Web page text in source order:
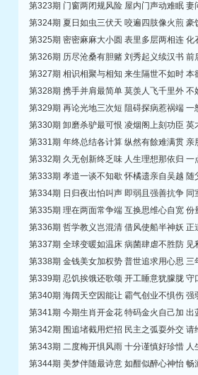
第323期 门窗两闭规风险 屋内门声动难眠
第324期 夏日如虫三伏天 咬遍四肢像火煎
第325期 密密麻麻大小圆 表里多层两相连
第326期 历尽沧桑有胆赌 刘秀起义续汉书
第327期 相识相聚与相知 来生隔世不如时
第328期 携手并肩最简单 莫羡人飞千里外
第329期 再论光地三次短 阻碍探病惹祸端
第330期 卸磨杀驴最可恨 凌烟阁上刻功臣
第331期 年终总结各计算 纵然有餘难满贯
第332期 久无创新终乏味 人生理想那依归
第333期 孝道一谈不知歇 怀橘遗亲自吴越
第334期 日归夜出怕叫声 即弱且强善抗争
第335期 理在两面常争端 互换思维心自宽
第336期 哲学教义岂混清 借风使船半神妖
第337期 全球变暖如温床 病菌肆虐不胜防
第338期 金钱美女加权势 普世追求用心思
第339期 忍饥挨饿还歌颂 开工睡意犹朦胧
第340期 海阔天空因能让 霸气创业不惧伤
第341期 今期生肖开金花 特码金火自己加
第342期 围追堵截用烂招 民主之弧耍外交
第343期 二度梅开惧风雨 十分谨慎好珍惜
第344期 美梦伴随最诗意 如酣似醉心神怡